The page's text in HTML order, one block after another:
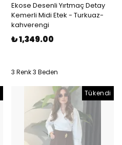
Ekose Desenli Yırtmaç Detay
Kemerli Midi Etek - Turkuaz-
kahverengi
₺ 1,349.00
3 Renk 3 Beden
Tükendi